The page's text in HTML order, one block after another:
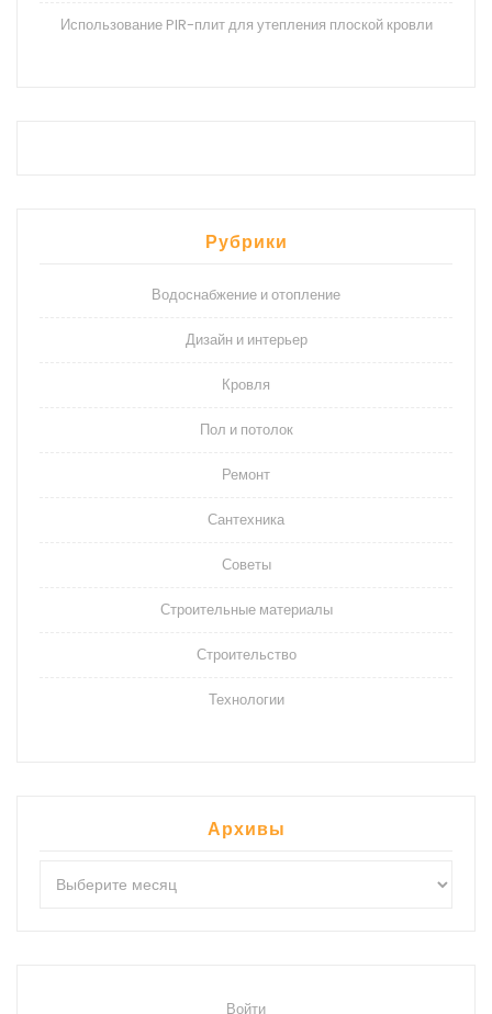
Использование PIR-плит для утепления плоской кровли
Рубрики
Водоснабжение и отопление
Дизайн и интерьер
Кровля
Пол и потолок
Ремонт
Сантехника
Советы
Строительные материалы
Строительство
Технологии
Архивы
Войти